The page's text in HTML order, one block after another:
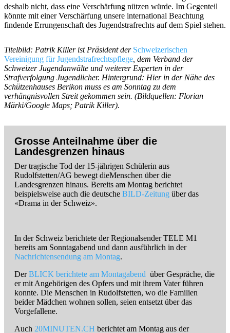
deshalb nicht, dass eine Verschärfung nützen würde. Im Gegenteil
könnte mit einer Verschärfung unsere international Beachtung
findende Errungenschaft des Jugendstrafrechts auf dem Spiel stehen.
Titelbild: Patrik Killer ist Präsident der Schweizerischen
Vereinigung für Jugendstrafrechtspflege , dem Verband der
Schweizer Jugendanwälte und weiterer Experten in der
Strafverfolgung Jugendlicher. Hintergrund: Hier in der Nähe des
Schützenhauses Berikon muss es am Sonntag zu dem
verhängnisvollen Streit gekommen sein. (Bildquellen: Florian
Märki/Google Maps; Patrik Killer).
Grosse Anteilnahme über die
Landesgrenzen hinaus
Der tragische Tod der 15-jährigen Schülerin aus
Rudolfstetten/AG bewegt dieMenschen über die
Landesgrenzen hinaus. Bereits am Montag berichtet
beispielsweise auch die deutsche BILD-Zeitung über das
«Drama in der Schweiz».
In der Schweiz berichtete der Regionalsender TELE M1
bereits am Sonntagabend und dann ausführlich in der
Nachrichtensendung am Montag.
DerBLICK berichtete am Montagabend über Gespräche, die
er mit Angehörigen des Opfers und mit ihrem Vater führen
konnte. Die Menschen in Rudolfstetten, wo die Familien
beider Mädchen wohnen sollen, seien entsetzt über das
Vorgefallene.
Auch 20MINUTEN.CH berichtet am Montag aus der